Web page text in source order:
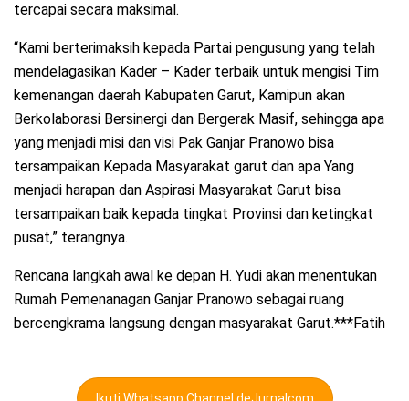
tercapai secara maksimal.
“Kami berterimaksih kepada Partai pengusung yang telah
mendelagasikan Kader – Kader terbaik untuk mengisi Tim
kemenangan daerah Kabupaten Garut, Kamipun akan
Berkolaborasi Bersinergi dan Bergerak Masif, sehingga apa
yang menjadi misi dan visi Pak Ganjar Pranowo bisa
tersampaikan Kepada Masyarakat garut dan apa Yang
menjadi harapan dan Aspirasi Masyarakat Garut bisa
tersampaikan baik kepada tingkat Provinsi dan ketingkat
pusat,” terangnya.
Rencana langkah awal ke depan H. Yudi akan menentukan
Rumah Pemenanagan Ganjar Pranowo sebagai ruang
bercengkrama langsung dengan masyarakat Garut.***Fatih